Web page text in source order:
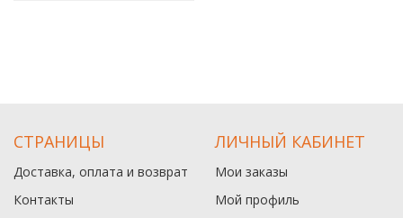
СТРАНИЦЫ
Доставка, оплата и возврат
Контакты
ЛИЧНЫЙ КАБИНЕТ
Мои заказы
Мой профиль